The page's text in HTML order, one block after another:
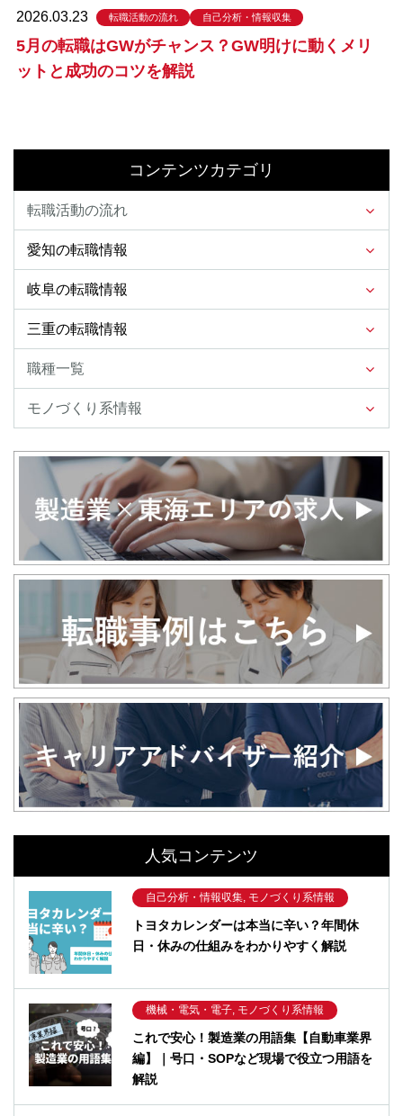
2026.03.23 転職活動の流れ 自己分析・情報収集
5月の転職はGWがチャンス？GW明けに動くメリ
ットと成功のコツを解説
コンテンツカテゴリ
転職活動の流れ
愛知の転職情報
岐阜の転職情報
三重の転職情報
職種一覧
モノづくり系情報
人気コンテンツ
自己分析・情報収集, モノづくり系情報
トヨタカレンダーは本当に辛い？年間休
日・休みの仕組みをわかりやすく解説
機械・電気・電子, モノづくり系情報
これで安心！製造業の用語集【自動車業界
編】｜号口・SOPなど現場で役立つ用語を
解説